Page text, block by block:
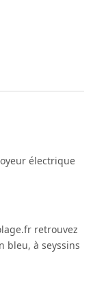
électrique
retrouvez
bleu, à seyssins